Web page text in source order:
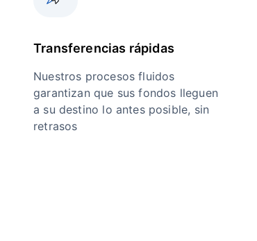
Transferencias rápidas
Nuestros procesos fluidos
garantizan que sus fondos lleguen
a su destino lo antes posible, sin
retrasos